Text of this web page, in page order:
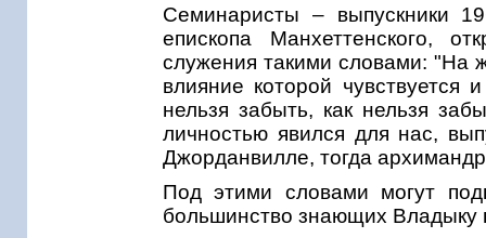
Семинаристы – выпускники
епископа Манхеттенского,
служения такими словами: "На
влияние которой
нельзя забыть, как нельзя
личностью явился для нас,
Джорданвилле, тогда
Под этими словами могут
большинство знающих Владыку